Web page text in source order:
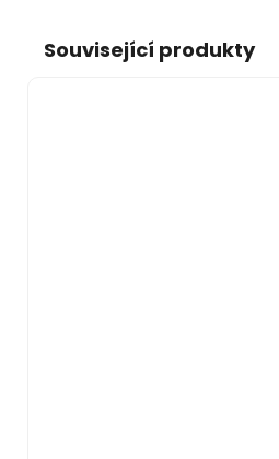
Související produkty